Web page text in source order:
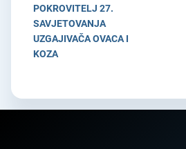
POKROVITELJ 27.
SAVJETOVANJA
UZGAJIVAČA OVACA I
KOZA